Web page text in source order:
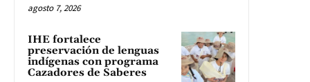
agosto 7, 2026
IHE fortalece
preservación de lenguas
indígenas con programa
Cazadores de Saberes